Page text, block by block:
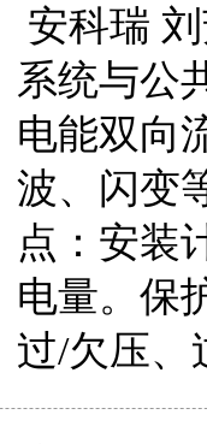
安科瑞
系统与公
电能双向
波、闪变
点：安装
电量。保
过/欠压